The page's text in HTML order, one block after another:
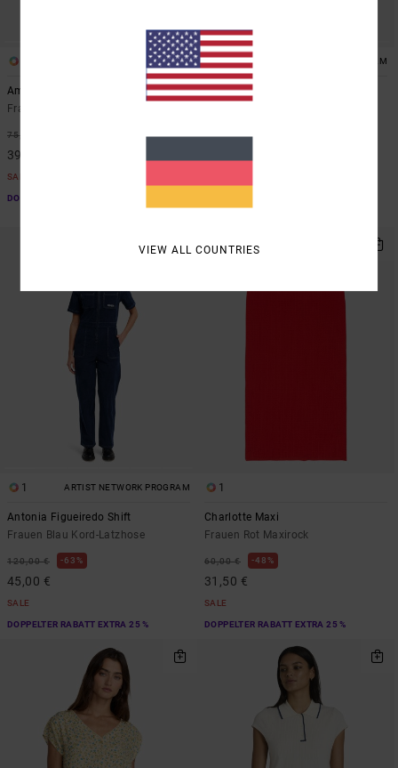
Amalfi Slip
Frauen Weiss Trägerkleid
75,00 €
39,37 €
SALE
DOPPELTER RABATT EXTRA 25 %
1 ARTIST NETWORK PROGRAM
Antonia Figueiredo Checker
1 ARTIST NETWORK PROGRAM
Antonia Figueiredo Shift
Frauen Blau Kord-Latzhose
120,00 € 63%
45,00 €
SALE
DOPPELTER RABATT EXTRA 25 %
1
Charlotte Maxi
Frauen Rot Maxirock
60,00 € 48%
31,50 €
SALE
DOPPELTER RABATT EXTRA 25 %
VIEW ALL COUNTRIES